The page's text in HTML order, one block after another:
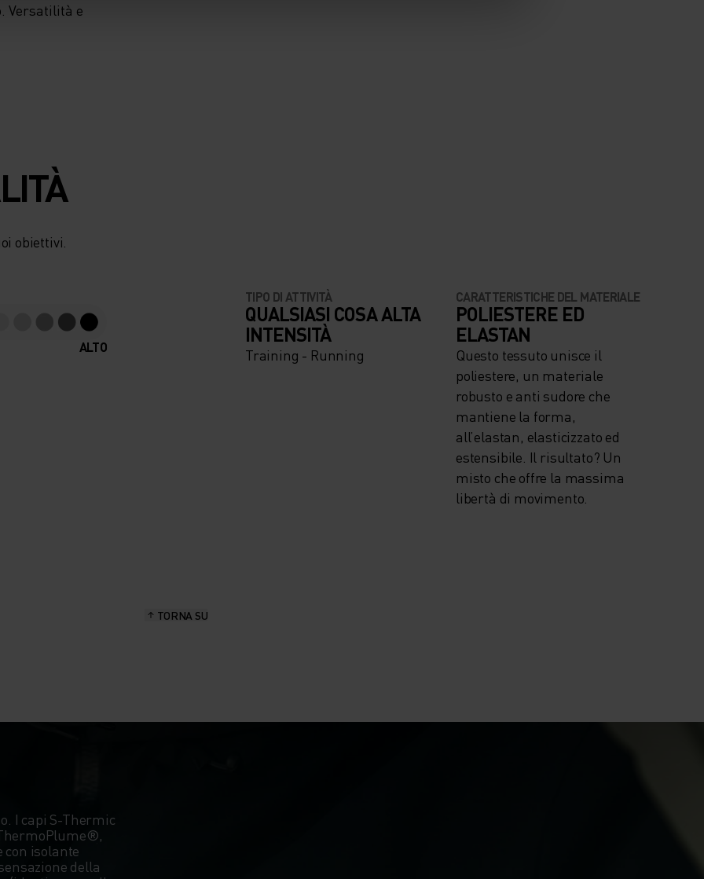
Versatilità e
obiettivi.
ALTO
TIPO DI ATTIVITÀ
QUALSIASI COSA ALTA
INTENSITÀ
Training - Running
CARATTERISTICHE DEL MATERIALE
POLIESTERE ED
ELASTAN
Questo tessuto unisce il
poliestere, un materiale
robusto e anti sudore che
mantiene la forma,
all’elastan, elasticizzato ed
estensibile. Il risultato? Un
misto che offre la massima
libertà di movimento.
TORNA SU
I capi S-Thermic
isolante
della